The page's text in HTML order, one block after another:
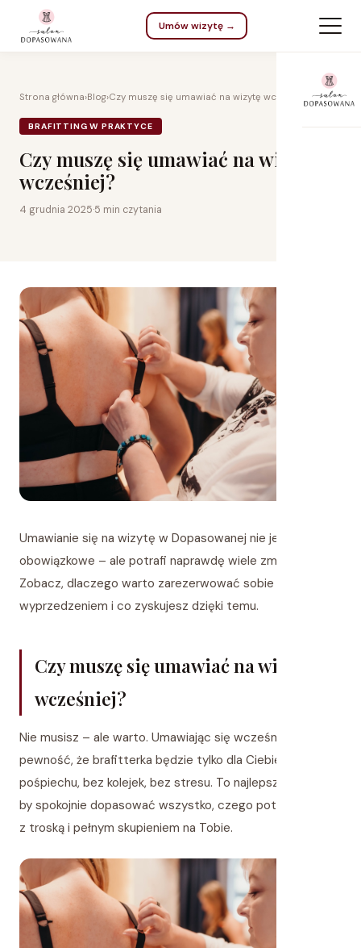
Umów wizytę →
Strona główna›Blog›Czy muszę się umawiać na wizytę wcześniej?
BRAFITTING W PRAKTYCE
Czy muszę się umawiać na wizytę
wcześniej?
4 grudnia 2025·5 min czytania
Umawianie się na wizytę w Dopasowanej nie jest
obowiązkowe – ale potrafi naprawdę wiele zmienić.
Zobacz, dlaczego warto zarezerwować sobie ten czas z
wyprzedzeniem i co zyskujesz dzięki temu.
Czy muszę się umawiać na wizytę
wcześniej?
Nie musisz – ale warto. Umawiając się wcześniej, masz
pewność, że brafitterka będzie tylko dla Ciebie. Bez
pośpiechu, bez kolejek, bez stresu. To najlepszy sposób,
by spokojnie dopasować wszystko, czego potrzebujesz –
z troską i pełnym skupieniem na Tobie.